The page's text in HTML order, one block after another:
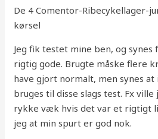
De 4 Comentor-Ribecykellager-
kørsel
Jeg fik testet mine ben, og
rigtig gode. Brugte måske flere
have gjort normalt, men synes
bruges til disse slags test. Fx
rykke væk hvis det var et rigtigt
jeg at min spurt er god nok.